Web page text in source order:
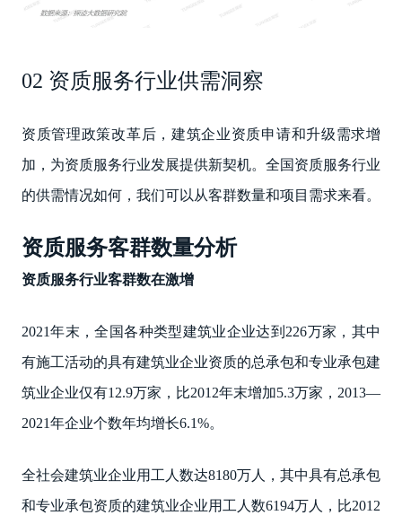
02 资质服务行业供需洞察
资质管理政策改革后，建筑企业资质申请和升级需求增
加，为资质服务行业发展提供新契机。全国资质服务行业
的供需情况如何，我们可以从客群数量和项目需求来看。
资质服务客群数量分析
资质服务行业客群数在激增
2021年末，全国各种类型建筑业企业达到226万家，其中
有施工活动的具有建筑业企业资质的总承包和专业承包建
筑业企业仅有12.9万家，比2012年末增加5.3万家，2013—
2021年企业个数年均增长6.1%。
全社会建筑业企业用工人数达8180万人，其中具有总承包
和专业承包资质的建筑业企业用工人数6194万人，比2012